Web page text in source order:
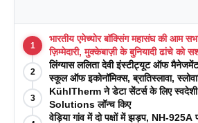
1
भारतीय एमेच्योर बॉक्सिंग महासंघ की आम
ज़िम्मेदारी, मुक्केबाज़ी के बुनियादी ढांचे को
2
लिंग्यास ललिता देवी इंस्टीट्यूट ऑफ
स्कूल ऑफ इकोनॉमिक्स, ब्रातिस्लावा,
पत्रिकाओं में प्रकाशन रणनीतियों पर एक
आयोजन किया
3
KühlTherm ने डेटा सेंटर्स के लिए
Solutions लॉन्च किए
वेड़िया गांव में दो पक्षों में झड़प, NH-925A